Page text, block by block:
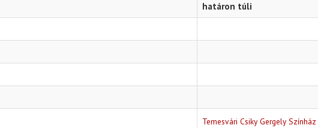
határon túli
Temesvári Csiky Gergely Színház